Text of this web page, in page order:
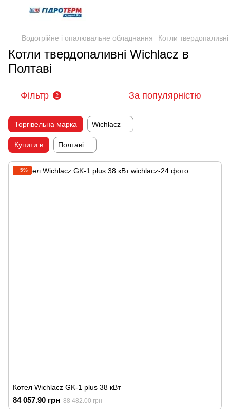
Водогрійне і опалювальне обладнання Котли твердопаливні
Котли твердопаливні Wichlacz в
Полтаві
Фільтр 2 За популярністю
Торгівельна марка Wichlacz
Купити в Полтаві
−5%
Котел Wichlacz GK-1 plus 38 кВт
84 057.90 грн 88 482.00 грн